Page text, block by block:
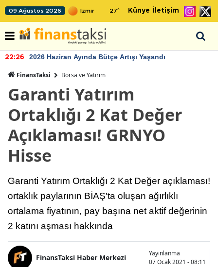
09 Ağustos 2026 27° Künye İletişim
22:26 2026 Haziran Ayında Bütçe Artışı Yaşandı
FinansTaksi Borsa ve Yatırım
Garanti Yatırım
Ortaklığı 2 Kat Değer
Açıklaması! GRNYO
Hisse
Garanti Yatırım Ortaklığı 2 Kat Değer açıklaması!
ortaklık paylarının BİAŞ'ta oluşan ağırlıklı
ortalama fiyatının, pay başına net aktif değerinin
2 katını aşması hakkında
FinansTaksi Haber Merkezi
Yayınlanma
07 Ocak 2021 - 08:11